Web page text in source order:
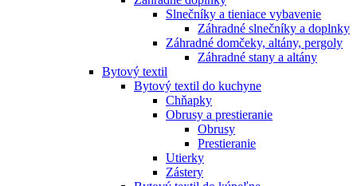
Slnečníky a tieniace vybavenie
Záhradné slnečníky a doplnky
Záhradné domčeky, altány, pergoly
Záhradné stany a altány
Bytový textil
Bytový textil do kuchyne
Chňapky
Obrusy a prestieranie
Obrusy
Prestieranie
Utierky
Zástery